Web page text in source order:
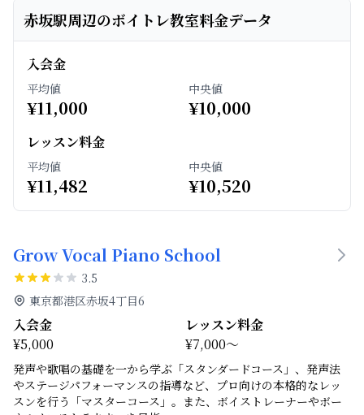
赤坂駅周辺のボイトレ教室料金データ
入会金
平均値
¥11,000
中央値
¥10,000
レッスン料金
平均値
¥11,482
中央値
¥10,520
Grow Vocal Piano School
3.5
東京都港区赤坂4丁目6
入会金
¥5,000
レッスン料金
¥7,000～
発声や歌唱の基礎を一から学ぶ「スタンダードコース」、発声法
やステージパフォーマンスの指導など、プロ向けの本格的なレッ
スンを行う「マスターコース」。また、ボイストレーナーやボー